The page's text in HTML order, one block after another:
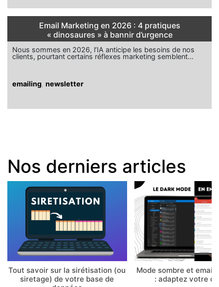
Email Marketing en 2026 : 4 pratiques
« dinosaures » à bannir d’urgence
Nous sommes en 2026, l’IA anticipe les besoins de nos
clients, pourtant certains réflexes marketing semblent…
emailing newsletter
Nos derniers articles
Tout savoir sur la sirétisation (ou
siretage) de votre base de
Mode sombre et email
: adaptez votre